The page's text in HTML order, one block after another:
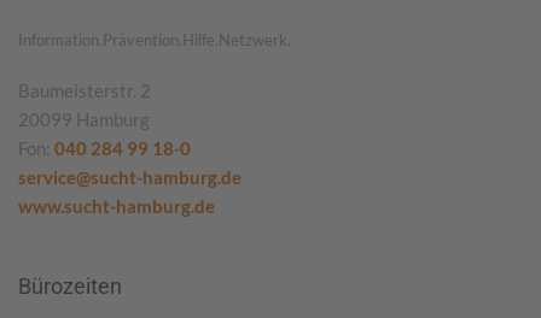
Information.Prävention.Hilfe.Netzwerk.
Baumeisterstr. 2
20099 Hamburg
Fon: 040 284 99 18-0
service@sucht-hamburg.de
www.sucht-hamburg.de
Bürozeiten